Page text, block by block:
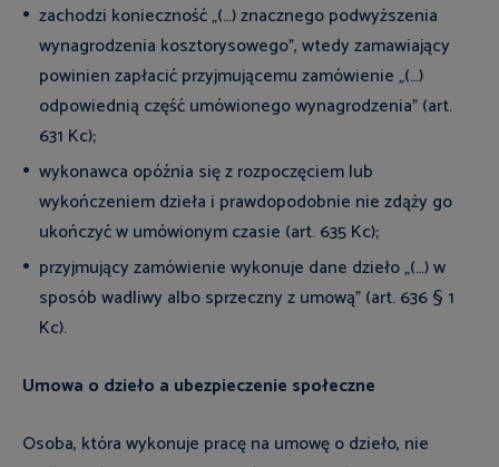
zachodzi konieczność „(…) znacznego podwyższenia
wynagrodzenia kosztorysowego”, wtedy zamawiający
powinien zapłacić przyjmującemu zamówienie „(…)
odpowiednią część umówionego wynagrodzenia” (art.
631 Kc);
wykonawca opóźnia się z rozpoczęciem lub
wykończeniem dzieła i prawdopodobnie nie zdąży go
ukończyć w umówionym czasie (art. 635 Kc);
przyjmujący zamówienie wykonuje dane dzieło „(…) w
sposób wadliwy albo sprzeczny z umową” (art. 636 § 1
Kc).
Umowa o dzieło a ubezpieczenie społeczne
Osoba, która wykonuje pracę na umowę o dzieło, nie